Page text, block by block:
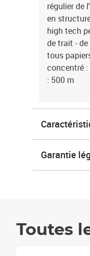
régulier de
en
high tech
de trait -
tous
concentré :
: 500 m
Garantie
Toutes